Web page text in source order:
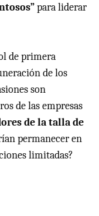
para liderar
de primera
de los
son
de las empresas
de la talla de
permanecer en
limitadas?